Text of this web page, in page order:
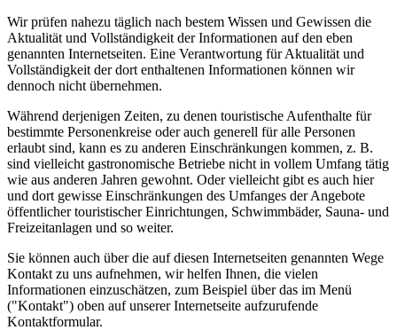
Wir prüfen nahezu täglich nach bestem Wissen und Gewissen die
Aktualität und Vollständigkeit der Informationen auf den eben
genannten Internetseiten. Eine Verantwortung für Aktualität und
Vollständigkeit der dort enthaltenen Informationen können wir
dennoch nicht übernehmen.
Während derjenigen Zeiten, zu denen touristische Aufenthalte für
bestimmte Personenkreise oder auch generell für alle Personen
erlaubt sind, kann es zu anderen Einschränkungen kommen, z. B.
sind vielleicht gastronomische Betriebe nicht in vollem Umfang tätig
wie aus anderen Jahren gewohnt. Oder vielleicht gibt es auch hier
und dort gewisse Einschränkungen des Umfanges der Angebote
öffentlicher touristischer Einrichtungen, Schwimmbäder, Sauna- und
Freizeitanlagen und so weiter.
Sie können auch über die auf diesen Internetseiten genannten Wege
Kontakt zu uns aufnehmen, wir helfen Ihnen, die vielen
Informationen einzuschätzen, zum Beispiel über das im Menü
("Kontakt") oben auf unserer Internetseite aufzurufende
Kontaktformular.